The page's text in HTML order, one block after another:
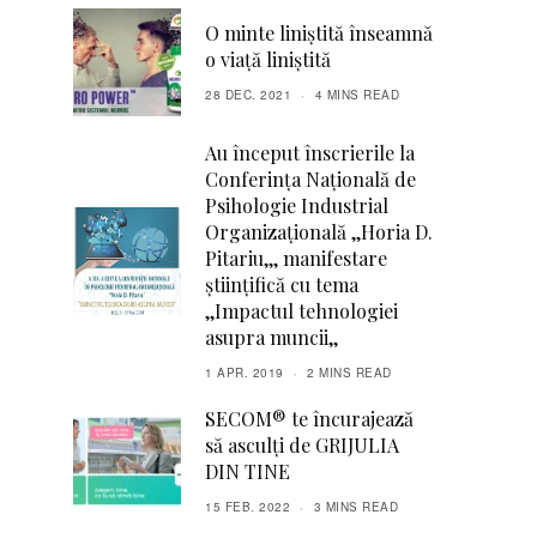
O minte liniștită înseamnă
o viață liniștită
28 DEC. 2021 4 MINS READ
Au început înscrierile la
Conferința Națională de
Psihologie Industrial
Organizațională ,,Horia D.
Pitariu,,, manifestare
științifică cu tema
,,Impactul tehnologiei
asupra muncii,,
1 APR. 2019 2 MINS READ
SECOM® te încurajează
să asculți de GRIJULIA
DIN TINE
15 FEB. 2022 3 MINS READ